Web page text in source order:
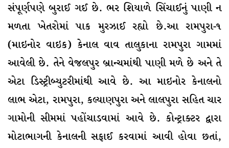
સંપૂર્ણપણે બુરાઈ ગઈ છે. ભર શિયાળે સિંચાઈનું પાણી ન
મળતા ખેતરોમાં પાક મુરઝાઈ રહ્યો છે.આ રામપુરા-૧
(માઇનોર વાઇક) કેનાલ વાવ તાલુકાના રામપુરા ગામમાં
આવેલી છે. તેને વેજલપુર બ્રાન્ચમાંથી પાણી મળે છે અને તે
એટા ડિસ્ટ્રીબ્યુટરીમાંથી આવે છે. આ માઇનોર કેનાલનો
લાભ એટા, રામપુરા, કલ્યાણપુરા અને લાલપુરા સહિત ચાર
ગામોની સીમમાં પહોંચાડવામાં આવે છે. કોન્ટ્રાક્ટર દ્વારા
મોટાભાગની કેનાલની સફાઈ કરવામાં આવી હોવા છતાં,